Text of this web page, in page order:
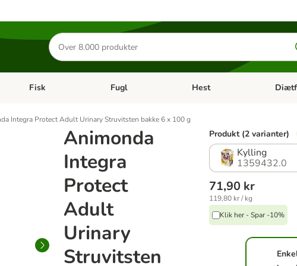
Søg
efter
produkter
Kat Åben kategori menu: Gnaver
Fisk Åben kategori menu: Fisk
Fugl Åben kategori menu: Fugl
Hest Åben
Integra Protect Adult Urinary Struvitsten bakke 6 x 100 g
Animonda
Integra
Protect
Adult
Urinary
Struvitsten
Produkt (2 varianter)
Kylling
1359432.0
71,90 kr
119,80 kr / kg
Klik her - Spar -10%